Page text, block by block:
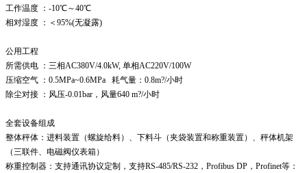
工作温度 ：-10℃～40℃
相对湿度 ：＜95%(无凝露)
公用工程
所需供电 ：三相AC380V/4.0kW, 单相AC220V/100W
压缩空气 ：0.5MPa~0.6MPa 耗气量：0.8m?/小时
除尘对接 ：风压-0.01bar，风量640 m?/小时
全套设备组成
整体秤体：进料装置（螺旋给料）、下料斗（夹袋装置和称重装置）、秤体机架
（三联件、电磁阀仪表箱）
称重控制器：支持通讯协议定制，支持RS-485/RS-232，Profibus DP，Profinet等：